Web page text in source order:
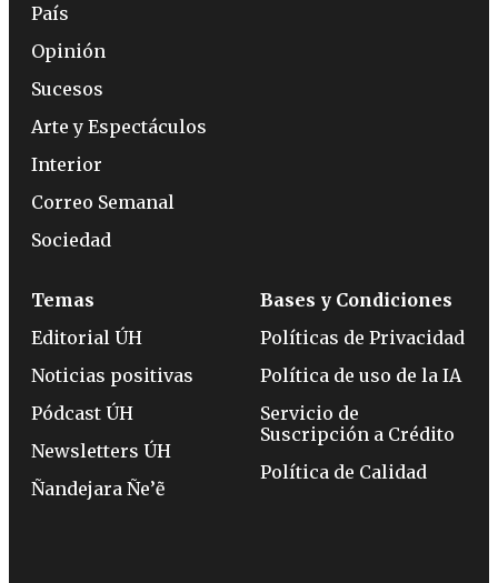
País
Opinión
Sucesos
Arte y Espectáculos
Interior
Correo Semanal
Sociedad
Temas
Editorial ÚH
Noticias positivas
Pódcast ÚH
Newsletters ÚH
Ñandejara Ñe’ẽ
Bases y Condiciones
Políticas de Privacidad
Política de uso de la IA
Servicio de
Suscripción a Crédito
Política de Calidad